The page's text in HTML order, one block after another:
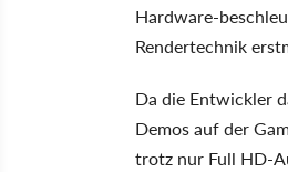
Hardware-
Rendertechnik
Da die Entwickler
Demos auf der
trotz nur Full HD-